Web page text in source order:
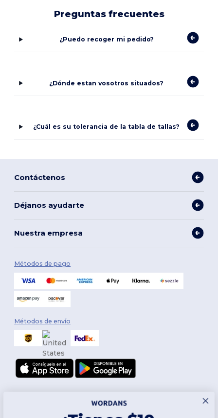
Preguntas frecuentes
¿Puedo recoger mi pedido?
¿Dónde estan vosotros situados?
¿Cuál es su tolerancia de la tabla de tallas?
Contáctenos
Déjanos ayudarte
Nuestra empresa
Métodos de pago
Métodos de envío